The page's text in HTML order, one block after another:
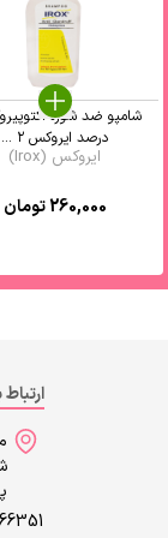
درصد ایروکس ۲ ...
ایروکس (Irox)
260,000تومان
ارتباط